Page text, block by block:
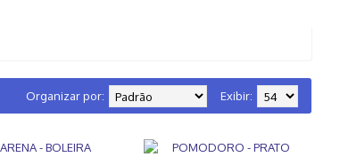
Exibir:
Organizar por: